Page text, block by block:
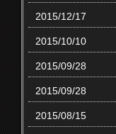
2015/12/17
2015/10/10
2015/09/28
2015/09/28
2015/08/15